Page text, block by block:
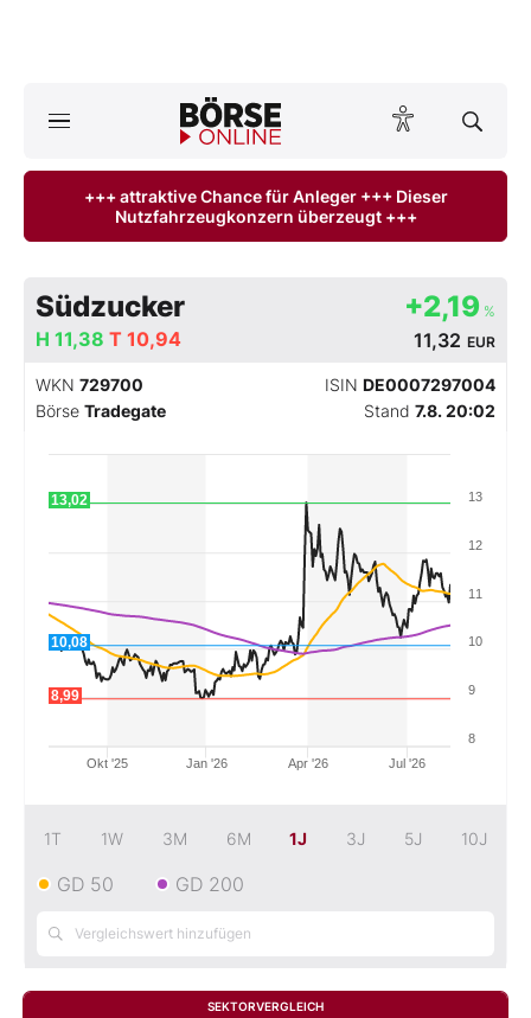
ktuelle Ausgabe BÖRSE ONLINE lesen
Finanz-Check
Abo & Shop
BO-Musterdepots
Experten
Mein Konto
+++ attraktive Chance für Anleger +++ Dieser
Nutzfahrzeugkonzern überzeugt +++
Südzucker +2,19 %
11,32 EUR
H 11,38 T 10,94
WKN 729700 ISIN DE0007297004
Börse Tradegate Stand 7.8. 20:02
Jan '26 Jul '26
Okt '25 Apr '26
8
10
12
9
11
13
10,08
8,99
13,02
1T 1W 3M 6M 1J 3J 5J 10J
GD 50 GD 200
SEKTORVERGLEICH